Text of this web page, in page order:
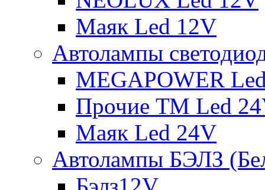
Маяк Led 12V
Автолампы
MEGAPOWER
Прочие ТМ Led
Маяк Led 24V
Автолампы БЭЛЗ